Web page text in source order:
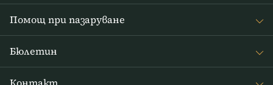
Помощ при пазаруване
Доставка и плащане
Бюлетин